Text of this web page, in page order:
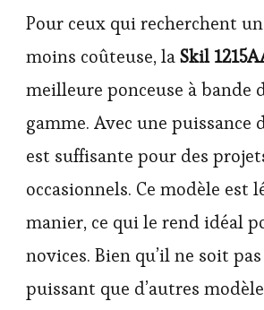
Pour ceux qui recherchent
moins coûteuse, laSkil
meilleure ponceuse à bande
gamme. Avec une puissance
est suffisante pour des
occasionnels. Ce modèle est
manier, ce qui le rend idéal
novices. Bien qu’il ne soit
puissant que d’autres